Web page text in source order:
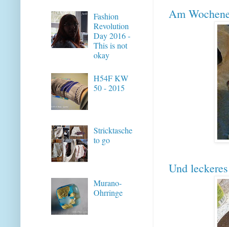
Am
Und
Fashion
Revolution
Day 2016 -
This is not
okay
H54F KW
50 - 2015
Stricktasche
to go
Murano-
Ohrringe